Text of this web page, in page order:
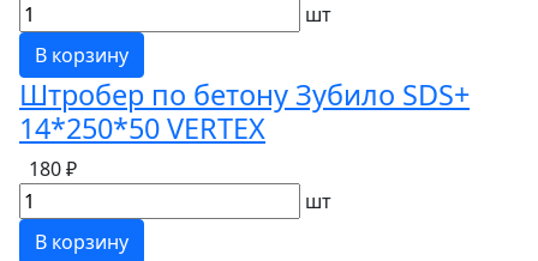
шт
В корзину
Штробер по бетону Зубило SDS+
14*250*50 VERTEX
180 ₽
шт
В корзину